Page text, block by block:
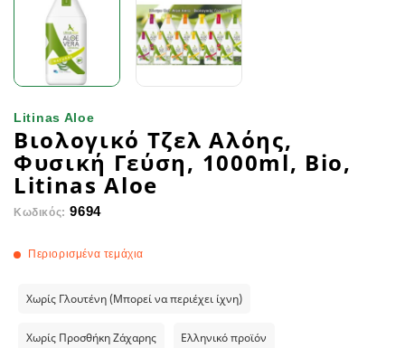
Litinas Aloe
Βιολογικό Τζελ Αλόης,
Φυσική Γεύση, 1000ml, Bio,
Litinas Aloe
Κωδικός: 9694
Περιορισμένα τεμάχια
Χωρίς Γλουτένη (Μπορεί να περιέχει ίχνη)
Χωρίς Προσθήκη Ζάχαρης Ελληνικό προϊόν